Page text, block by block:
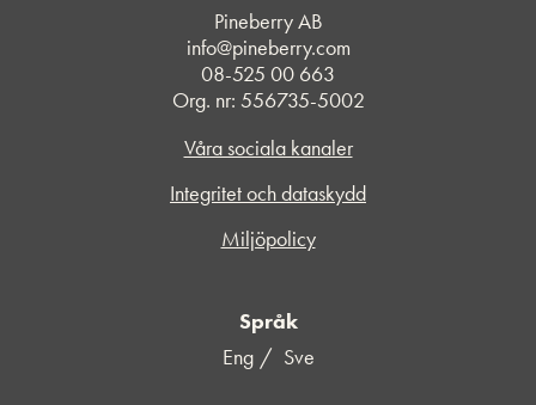
Pineberry AB
info@pineberry.com
08-525 00 663
Org. nr: 556735-5002
Våra sociala kanaler
Integritet och dataskydd
Miljöpolicy
Språk
Eng
Sve